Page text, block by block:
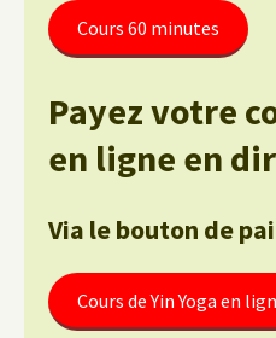
Cours 60 minutes
Payez votre
en ligne en
Via le bouton de
Cours de Yin Yoga en